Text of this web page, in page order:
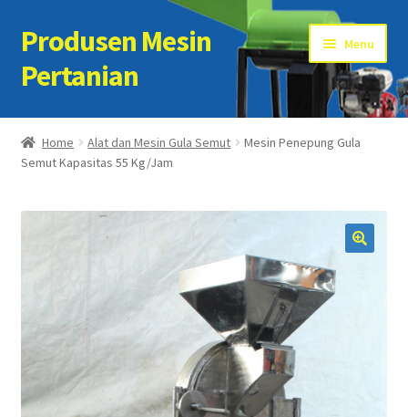
Skip
to
navigation
Skip
to
content
Produsen Mesin
Pertanian
Menu
Home
Artikel
Cart
Kontak Kami
My account
Sample Page
Home Alat dan Mesin Gula Semut
Mesin Penepung Gula
Semut Kapasitas 55 Kg/Jam